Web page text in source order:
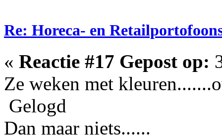
Re: Horeca- en
« Reactie #17 Gepost op:
Ze weken met
Gelogd
Dan maar niets......